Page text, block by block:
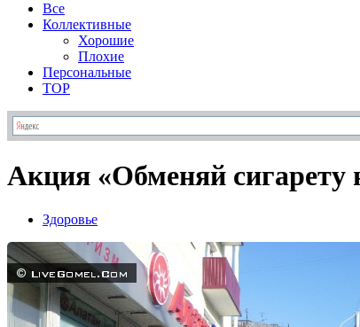
Все
Коллективные
Хорошие
Плохие
Персональные
TOP
Акция «Обменяй сигарету
Здоровье